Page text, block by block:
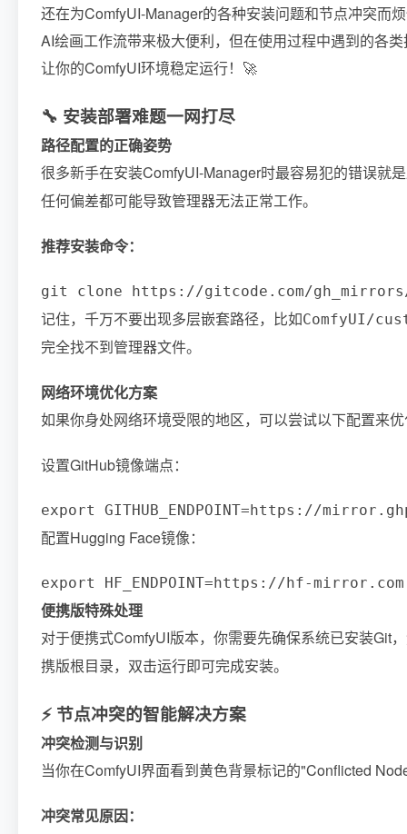
还在为ComfyUI-Manager的各种安装问题和节点冲突而
AI绘画工作流带来极大便利，但在使用过程中遇到的各
让你的ComfyUI环境稳定运行！🚀
🔧 安装部署难题一网打尽
路径配置的正确姿势
很多新手在安装ComfyUI-Manager时最容易犯的错误就
任何偏差都可能导致管理器无法正常工作。
推荐安装命令：
git clone https://gitcode.com/gh_mirrors/
记住，千万不要出现多层嵌套路径，比如ComfyUI/
完全找不到管理器文件。
网络环境优化方案
如果你身处网络环境受限的地区，可以尝试以下配置来
设置GitHub镜像端点：
export GITHUB_ENDPOINT=https://
配置Hugging Face镜像：
export HF_ENDPOINT=https://hf-mirror.com
便携版特殊处理
对于便携式ComfyUI版本，你需要先确保系统已安装Git
携版根目录，双击运行即可完成安装。
⚡ 节点冲突的智能解决方案
冲突检测与识别
当你在ComfyUI界面看到黄色背景标记的"Conflicted
冲突常见原因：